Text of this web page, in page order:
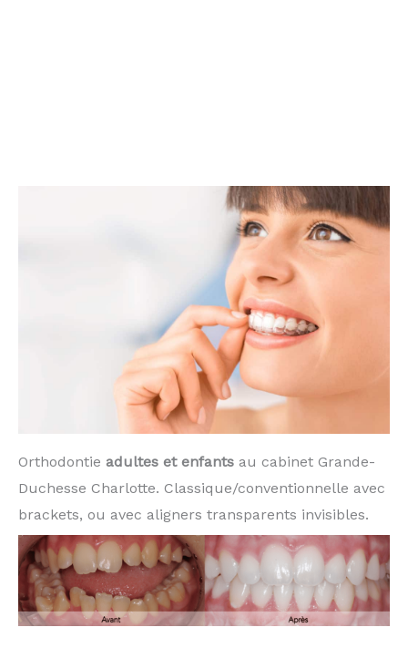
Orthodontie adultes et enfants au cabinet Grande-
Duchesse Charlotte. Classique/conventionnelle avec
brackets, ou avec aligners transparents invisibles.